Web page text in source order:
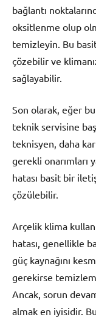
bağlantı
oksitlenme olup
temizleyin. Bu basit
çözebilir ve
sağlayabilir.
Son olarak, eğer
teknik servisine
teknisyen, daha
gerekli onarımları
hatası basit bir
çözülebilir.
Arçelik klima
hatası, genellikle
güç kaynağını
gerekirse
Ancak, sorun
almak en iyisidir.